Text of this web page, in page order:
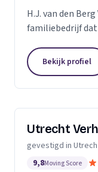
H.J. van den
familiebedrijf
Gevestigd in de
Utrecht,...
Bekijk profiel
Utrecht
gevestigd in
9,8Moving Score